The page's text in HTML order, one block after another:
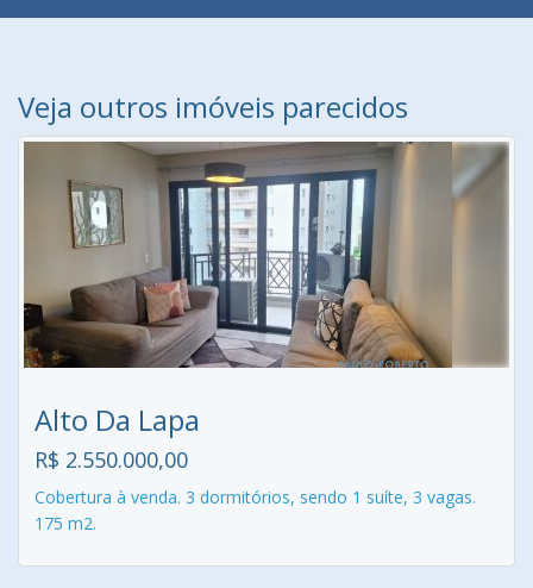
Veja outros imóveis parecidos
Alto Da Lapa
R$ 2.550.000,00
Cobertura à venda. 3 dormitórios, sendo 1 suíte, 3 vagas.
175 m2.